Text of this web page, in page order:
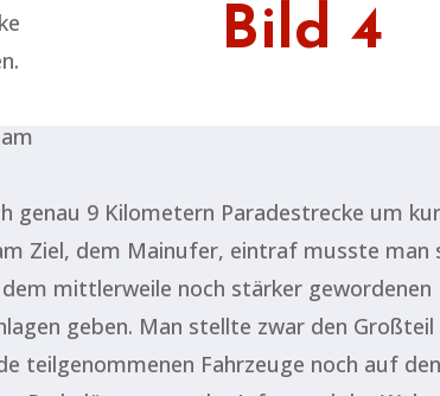
Bild 4
genau 9 Kilometern Paradestrecke um
Ziel, dem Mainufer, eintraf musste man
mittlerweile noch stärker gewordenen
geben. Man stellte zwar den
teilgenommenen Fahrzeuge noch auf den